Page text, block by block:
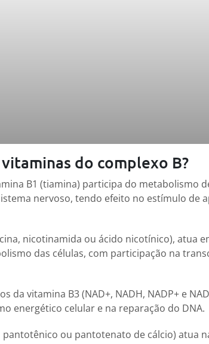
do complexo B?
B1 (tiamina) participa do metabolismo
nervoso, tendo efeito no estímulo de
nicotinamida ou ácido nicotínico), atua
das células, com participação na
da vitamina B3 (NAD+, NADH, NADP+ e
energético celular e na reparação do DNA.
pantotênico ou pantotenato de cálcio) atua